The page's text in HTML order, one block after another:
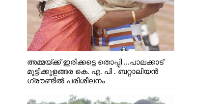
അമ്മയ്ക്ക് ഇരിക്കട്ടെ തൊപ്പി ...പാലക്കാട്
മുട്ടിക്കുളങ്ങര കെ. എ. പി . ബറ്റാലിയൻ
ഗ്രൗണ്ടിൽ പരിശീലനം